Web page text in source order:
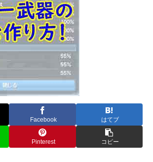
Facebook はてブ
Pinterest コピー